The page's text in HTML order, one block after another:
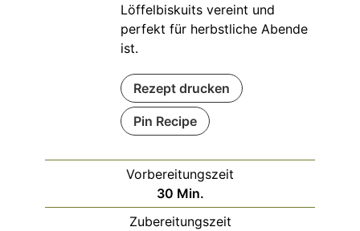
Löffelbiskuits vereint und
perfekt für herbstliche Abende
ist.
Rezept drucken
Pin Recipe
Vorbereitungszeit
30Minuten
Min.
Zubereitungszeit